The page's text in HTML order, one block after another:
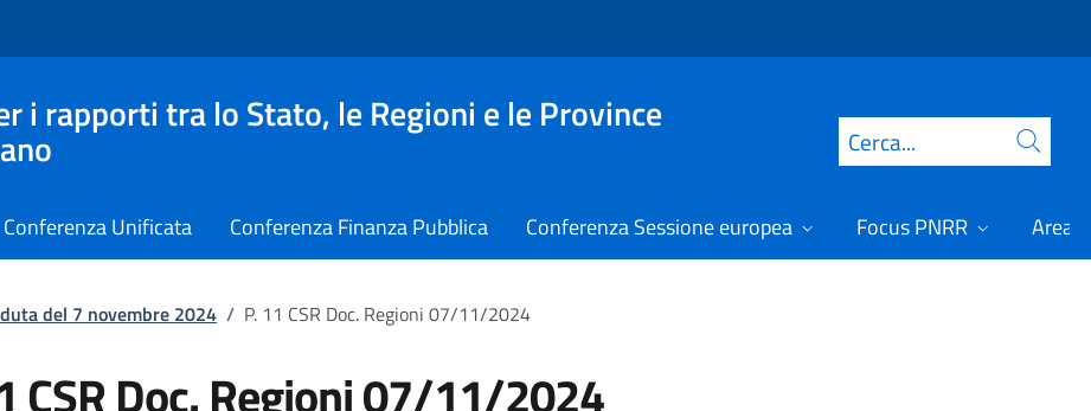
i rapporti tra lo Stato, le Regioni e le Province
Cerca
Conferenza Unificata Conferenza Finanza Pubblica Conferenza Sessione europea Focus PNRR Area
del 7 novembre 2024 / P. 11 CSR Doc. Regioni 07/11/2024
CSR Doc. Regioni 07/11/2024